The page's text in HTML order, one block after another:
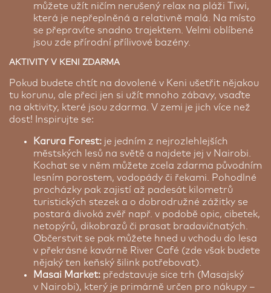
můžete užít ničím nerušený relax na pláži Tiwi,
která je nepřeplněná a relativně malá. Na místo
se přepravíte snadno trajektem. Velmi oblíbené
jsou zde přírodní přílivové bazény.
AKTIVITY V KENI ZDARMA
Pokud budete chtít na dovolené v Keni ušetřit nějakou
tu korunu, ale přeci jen si užít mnoho zábavy, vsaďte
na aktivity, které jsou zdarma. V zemi je jich více než
dost! Inspirujte se:
Karura Forest: je jedním z nejrozlehlejších
městských lesů na světě a najdete jej v Nairobi.
Kochat se v něm můžete zcela zdarma původním
lesním porostem, vodopády či řekami. Pohodlné
procházky pak zajistí až padesát kilometrů
turistických stezek a o dobrodružné zážitky se
postará divoká zvěř např. v podobě opic, cibetek,
netopýrů, dikobrazů či prasat bradavičnatých.
Občerstvit se pak můžete hned u vchodu do lesa
v překrásné kavárně River Café (zde však budete
nějaký ten keňský šilink potřebovat).
Masai Market: představuje sice trh (Masajský
v Nairobi), který je primárně určen pro nákupy –